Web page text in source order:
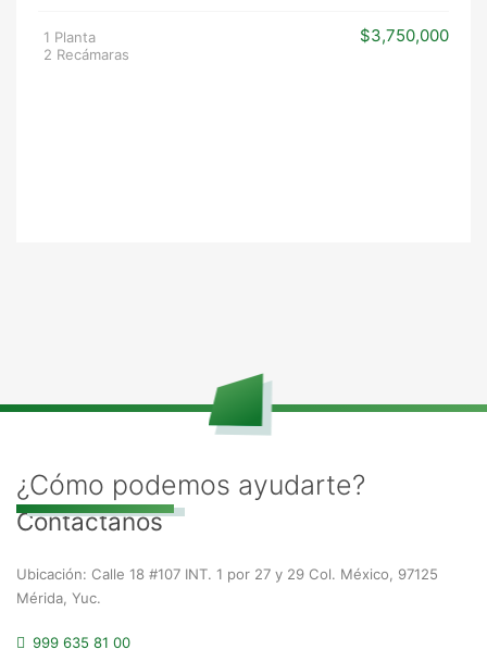
1 Planta
2 Recámaras
$3,750,000
¿Cómo podemos ayudarte?
Contáctanos
Ubicación: Calle 18 #107 INT. 1 por 27 y 29 Col. México, 97125
Mérida, Yuc.
999 635 81 00